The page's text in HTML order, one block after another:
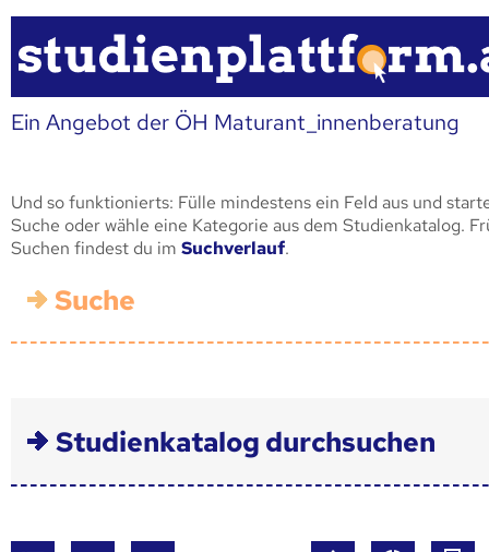
Ein Angebot der ÖH Maturant_innenberatung
Und so funktionierts: Fülle mindestens ein Feld aus und
Suche oder wähle eine Kategorie aus dem Studienkatalog.
Suchen findest du im Suchverlauf.
Suche
Studienkatalog durchsuchen